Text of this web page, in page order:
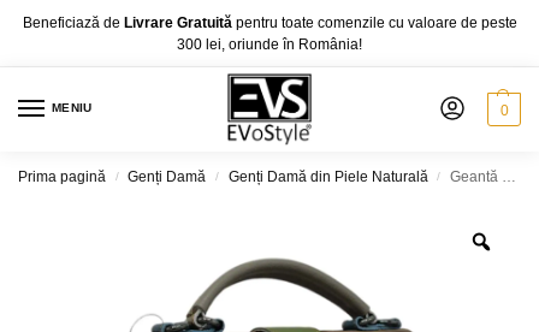
Beneficiază de Livrare Gratuită pentru toate comenzile cu valoare de peste
300 lei, oriunde în România!
MENIU 0
Prima pagină / Genți Damă / Genți Damă din Piele Naturală / Geantă Damă Jasmine 7852-1, Piele Naturală, Multicolor